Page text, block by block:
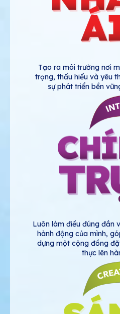
Tạo ra môi trường nơi
trọng, thấu hiểu và yêu
sự phát triển bền
Luôn làm điều đúng đắn
hành động của mình,
dựng một cộng đồng
thực lên